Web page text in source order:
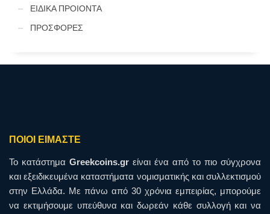
ΕΙΔΙΚΑ ΠΡΟΙΟΝΤΑ
ΠΡΟΣΦΟΡΕΣ
ΠΟΙΟΙ ΕΙΜΑΣΤΕ
To κατάστημα Greekcoins.gr είναι ένα από το πιο σύγχρονα
και εξειδικευμένα καταστήματα νομισματικής και συλλεκτισμού
στην Ελλάδα. Με πάνω από 30 χρόνια εμπειρίας, μπορούμε
να εκτιμήσουμε υπεύθυνα και δωρεάν κάθε συλλογή και να